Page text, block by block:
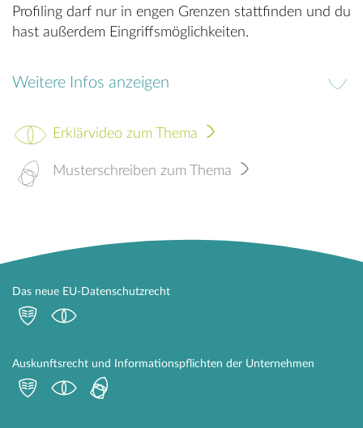
Profiling darf nur in engen Grenzen stattfinden und du
hast außerdem Eingriffsmöglichkeiten.
Weitere Infos anzeigen
Erklärvideo zum Thema
Musterschreiben zum Thema
Das neue EU-Datenschutzrecht
Auskunftsrecht und Informationspflichten der Unternehmen